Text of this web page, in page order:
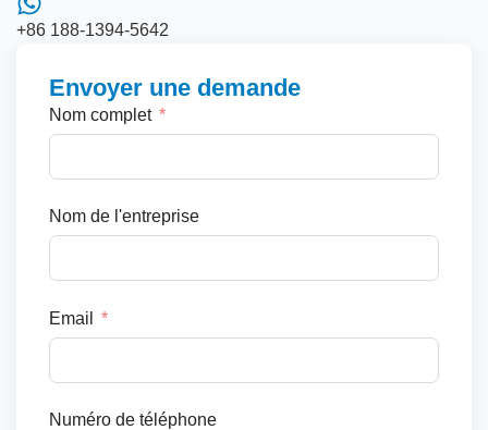
+86 188-1394-5642
Envoyer une demande
Nom complet
Nom de l'entreprise
Email
Numéro de téléphone